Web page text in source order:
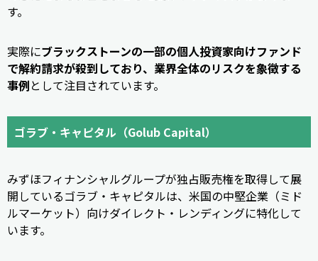
す。
実際にブラックストーンの一部の個人投資家向けファンド
で解約請求が殺到しており、業界全体のリスクを象徴する
事例として注目されています。
ゴラブ・キャピタル（Golub Capital）
みずほフィナンシャルグループが独占販売権を取得して展
開しているゴラブ・キャピタルは、米国の中堅企業（ミド
ルマーケット）向けダイレクト・レンディングに特化して
います。